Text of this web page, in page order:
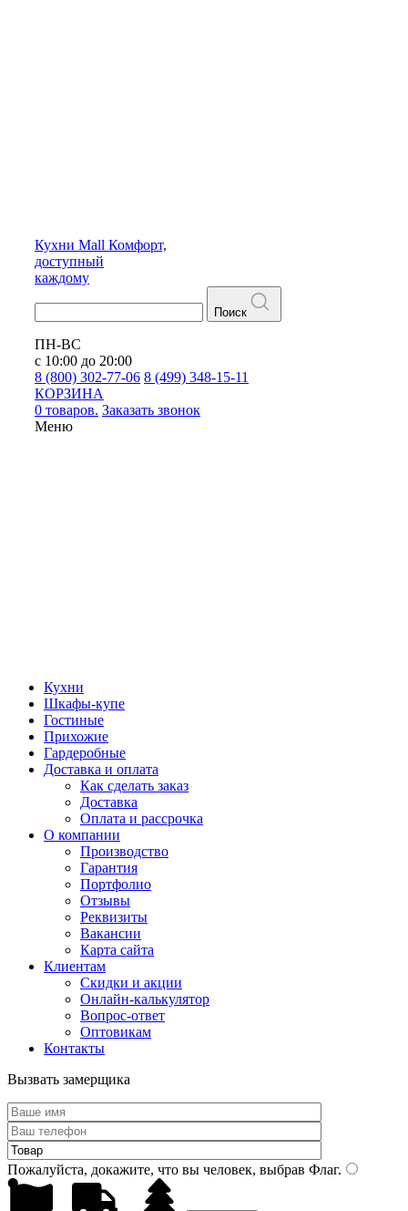
Кухни Mall Комфорт,
доступный
каждому
Поиск
ПН-ВС
с 10:00 до 20:00
8 (800) 302-77-06 8 (499) 348-15-11
КОРЗИНА
0 товаров. Заказать звонок
Меню
Кухни
Шкафы-купе
Гостиные
Прихожие
Гардеробные
Доставка и оплата
Как сделать заказ
Доставка
Оплата и рассрочка
О компании
Производство
Гарантия
Портфолио
Отзывы
Реквизиты
Вакансии
Карта сайта
Клиентам
Скидки и акции
Онлайн-калькулятор
Вопрос-ответ
Оптовикам
Контакты
Вызвать замерщика
Пожалуйста, докажите, что вы человек, выбрав Флаг.